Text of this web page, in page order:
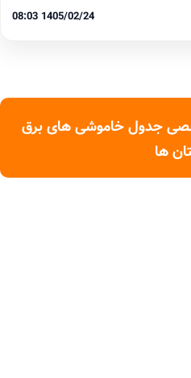
1405/02/24 08:03
جدول خاموشی های برق
ها